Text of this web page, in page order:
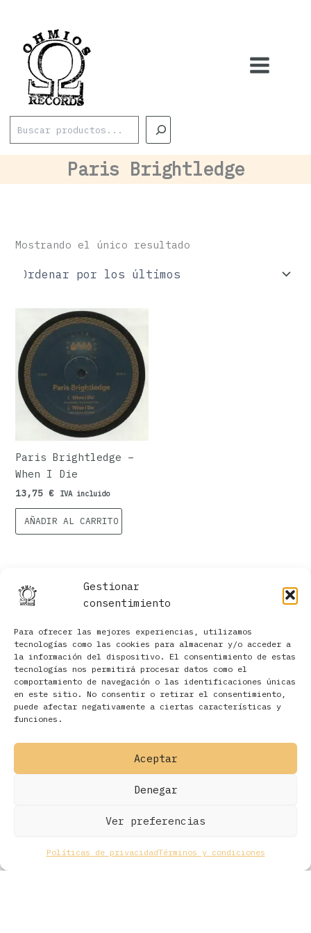
Gestionar
consentimiento
Para ofrecer las mejores experiencias, utilizamos
tecnologías como las cookies para almacenar y/o acceder a
la información del dispositivo. El consentimiento de estas
tecnologías nos permitirá procesar datos como el
comportamiento de navegación o las identificaciones únicas
en este sitio. No consentir o retirar el consentimiento,
puede afectar negativamente a ciertas características y
funciones.
Aceptar
Denegar
Ver preferencias
Políticas de privacidadTérminos y condiciones
contenido
Paris Brightledge
Filtros
Mostrando el único resultado
Paris Brightledge –
When I Die
13,75 € IVA incluido
AÑADIR AL CARRITO